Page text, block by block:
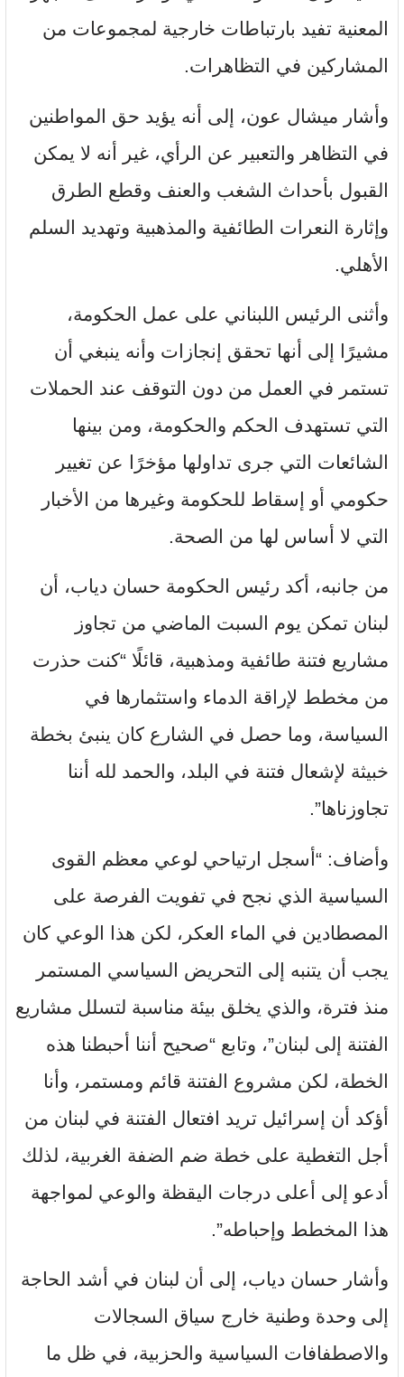
المعنية تفيد بارتباطات خارجية لمجموعات من
المشاركين في التظاهرات.
وأشار ميشال عون، إلى أنه يؤيد حق المواطنين
في التظاهر والتعبير عن الرأي، غير أنه لا يمكن
القبول بأحداث الشغب والعنف وقطع الطرق
وإثارة النعرات الطائفية والمذهبية وتهديد السلم
الأهلي.
وأثنى الرئيس اللبناني على عمل الحكومة،
مشيرًا إلى أنها تحقق إنجازات وأنه ينبغي أن
تستمر في العمل من دون التوقف عند الحملات
التي تستهدف الحكم والحكومة، ومن بينها
الشائعات التي جرى تداولها مؤخرًا عن تغيير
حكومي أو إسقاط للحكومة وغيرها من الأخبار
التي لا أساس لها من الصحة.
من جانبه، أكد رئيس الحكومة حسان دياب، أن
لبنان تمكن يوم السبت الماضي من تجاوز
مشاريع فتنة طائفية ومذهبية، قائلًا “كنت حذرت
من مخطط لإراقة الدماء واستثمارها في
السياسة، وما حصل في الشارع كان ينبئ بخطة
خبيثة لإشعال فتنة في البلد، والحمد لله أننا
تجاوزناها”.
وأضاف: “أسجل ارتياحي لوعي معظم القوى
السياسية الذي نجح في تفويت الفرصة على
المصطادين في الماء العكر، لكن هذا الوعي كان
يجب أن يتنبه إلى التحريض السياسي المستمر
منذ فترة، والذي يخلق بيئة مناسبة لتسلل مشاريع
الفتنة إلى لبنان”، وتابع “صحيح أننا أحبطنا هذه
الخطة، لكن مشروع الفتنة قائم ومستمر، وأنا
أؤكد أن إسرائيل تريد افتعال الفتنة في لبنان من
أجل التغطية على خطة ضم الضفة الغربية، لذلك
أدعو إلى أعلى درجات اليقظة والوعي لمواجهة
هذا المخطط وإحباطه”.
وأشار حسان دياب، إلى أن لبنان في أشد الحاجة
إلى وحدة وطنية خارج سياق السجالات
والاصطفافات السياسية والحزبية، في ظل ما